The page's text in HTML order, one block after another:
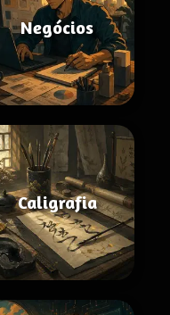
Negócios
Caligrafia